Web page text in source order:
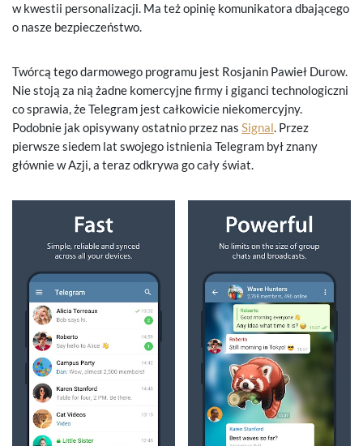
w kwestii personalizacji. Ma też opinię komunikatora dbającego
o nasze bezpieczeństwo.
Twórcą tego darmowego programu jest Rosjanin Pawieł Durow.
Nie stoją za nią żadne komercyjne firmy i giganci technologiczni
co sprawia, że Telegram jest całkowicie niekomercyjny.
Podobnie jak opisywany ostatnio przez nas Signal. Przez
pierwsze siedem lat swojego istnienia Telegram był znany
głównie w Azji, a teraz odkrywa go cały świat.